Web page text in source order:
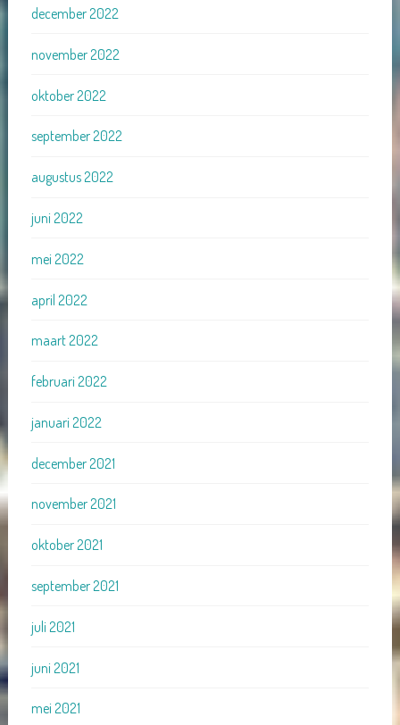
december 2022
november 2022
oktober 2022
september 2022
augustus 2022
juni 2022
mei 2022
april 2022
maart 2022
februari 2022
januari 2022
december 2021
november 2021
oktober 2021
september 2021
juli 2021
juni 2021
mei 2021